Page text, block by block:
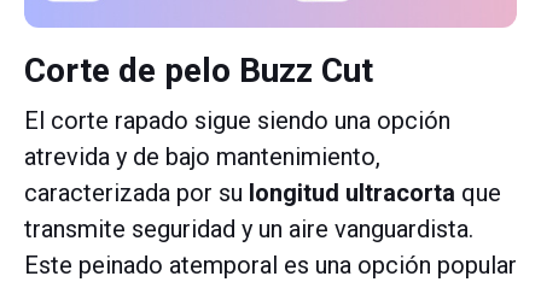
Corte de pelo Buzz Cut
El corte rapado sigue siendo una opción
atrevida y de bajo mantenimiento,
caracterizada por su longitud ultracorta que
transmite seguridad y un aire vanguardista.
Este peinado atemporal es una opción popular